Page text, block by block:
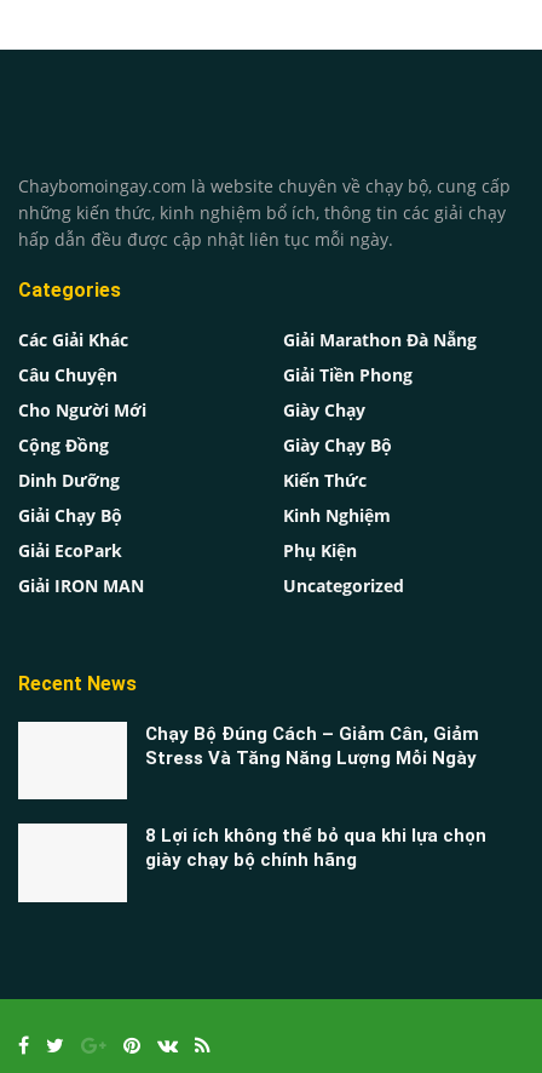
Chaybomoingay.com là website chuyên về chạy bộ, cung cấp
những kiến thức, kinh nghiệm bổ ích, thông tin các giải chạy
hấp dẫn đều được cập nhật liên tục mỗi ngày.
Categories
Các Giải Khác
Câu Chuyện
Cho Người Mới
Cộng Đồng
Dinh Dưỡng
Giải Chạy Bộ
Giải EcoPark
Giải IRON MAN
Giải Marathon Đà Nẵng
Giải Tiền Phong
Giày Chạy
Giày Chạy Bộ
Kiến Thức
Kinh Nghiệm
Phụ Kiện
Uncategorized
Recent News
Chạy Bộ Đúng Cách – Giảm Cân, Giảm
Stress Và Tăng Năng Lượng Mỗi Ngày
8 Lợi ích không thể bỏ qua khi lựa chọn
giày chạy bộ chính hãng